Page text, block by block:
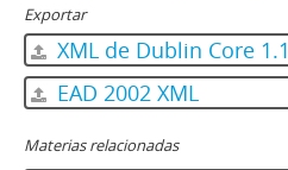
Exportar
XML de Dublin Core 1.1
EAD 2002 XML
Materias relacionadas